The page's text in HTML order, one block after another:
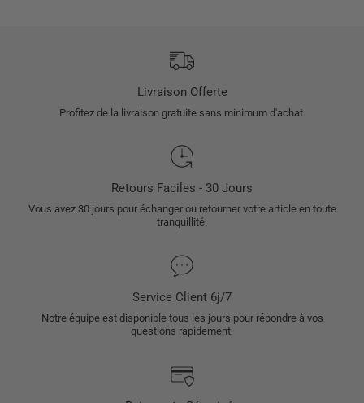
Livraison Offerte
Profitez de la livraison gratuite sans minimum d'achat.
Retours Faciles - 30 Jours
Vous avez 30 jours pour échanger ou retourner votre article en toute
tranquillité.
Service Client 6j/7
Notre équipe est disponible tous les jours pour répondre à vos
questions rapidement.